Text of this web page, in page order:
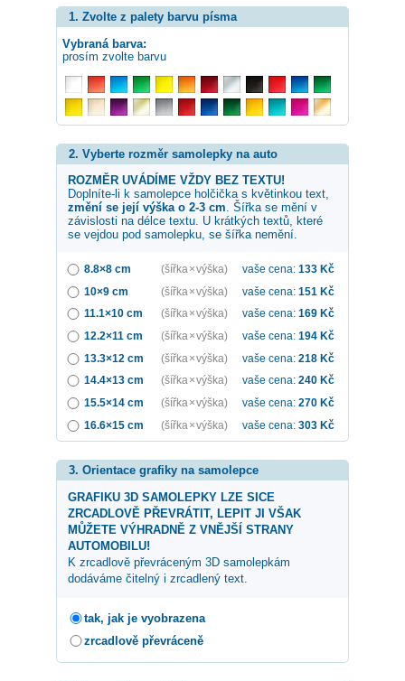
1. Zvolte z palety barvu písma
Vybraná barva:
prosím zvolte barvu
2. Vyberte rozměr samolepky na auto
ROZMĚR UVÁDÍME VŽDY BEZ TEXTU!
Doplníte-li k samolepce holčička s květinkou text,
změní se její výška o 2-3 cm . Šířka se mění v
závislosti na délce textu. U krátkých textů, které
se vejdou pod samolepku, se šířka nemění.
8.8×8 cm (šířka × výška) vaše cena: 133 Kč
10×9 cm
(šířka × výška) vaše cena: 151 Kč
11.1×10 cm
(šířka × výška) vaše cena: 169 Kč
12.2×11 cm
(šířka × výška) vaše cena: 194 Kč
13.3×12 cm
(šířka × výška) vaše cena: 218 Kč
14.4×13 cm
(šířka × výška) vaše cena: 240 Kč
15.5×14 cm
(šířka × výška) vaše cena: 270 Kč
16.6×15 cm
(šířka × výška) vaše cena: 303 Kč
3. Orientace grafiky na samolepce
GRAFIKU 3D SAMOLEPKY LZE SICE
ZRCADLOVĚ PŘEVRÁTIT, LEPIT JI VŠAK
MŮŽETE VÝHRADNĚ Z VNĚJŠÍ STRANY
AUTOMOBILU!
K zrcadlově převráceným 3D samolepkám
dodáváme čitelný i zrcadlený text.
tak, jak je vyobrazena
zrcadlově převráceně